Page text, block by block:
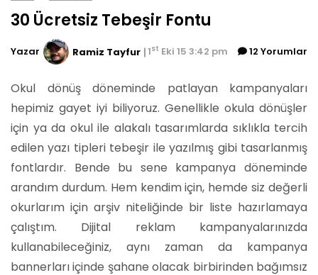
30 Ücretsiz Tebeşir Fontu
Yazar Ramiz Tayfur 1st Eki 15 3:42 pm 12 Yorumlar
Okul dönüş döneminde patlayan kampanyaları
hepimiz gayet iyi biliyoruz. Genellikle okula dönüşler
için ya da okul ile alakalı tasarımlarda sıklıkla tercih
edilen yazı tipleri tebeşir ile yazılmış gibi tasarlanmış
fontlardır. Bende bu sene kampanya döneminde
arandım durdum. Hem kendim için, hemde siz değerli
okurlarım için arşiv niteliğinde bir liste hazırlamaya
çalıştım. Dijital reklam kampanyalarınızda
kullanabileceğiniz, aynı zaman da kampanya
bannerları içinde şahane olacak birbirinden bağımsız